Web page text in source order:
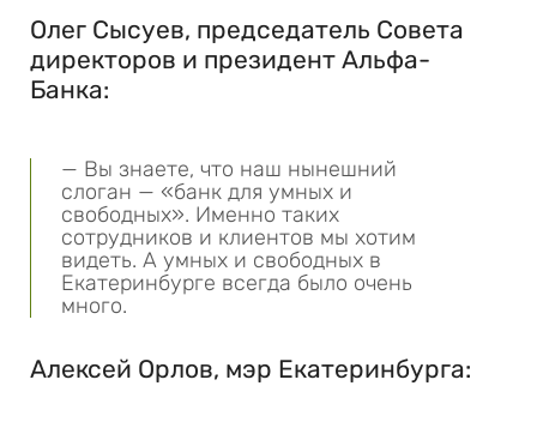
Олег Сысуев, председатель Совета
директоров и президент Альфа-
Банка:
— Вы знаете, что наш нынешний
слоган — «банк для умных и
свободных». Именно таких
сотрудников и клиентов мы хотим
видеть. А умных и свободных в
Екатеринбурге всегда было очень
много.
Алексей Орлов, мэр Екатеринбурга: